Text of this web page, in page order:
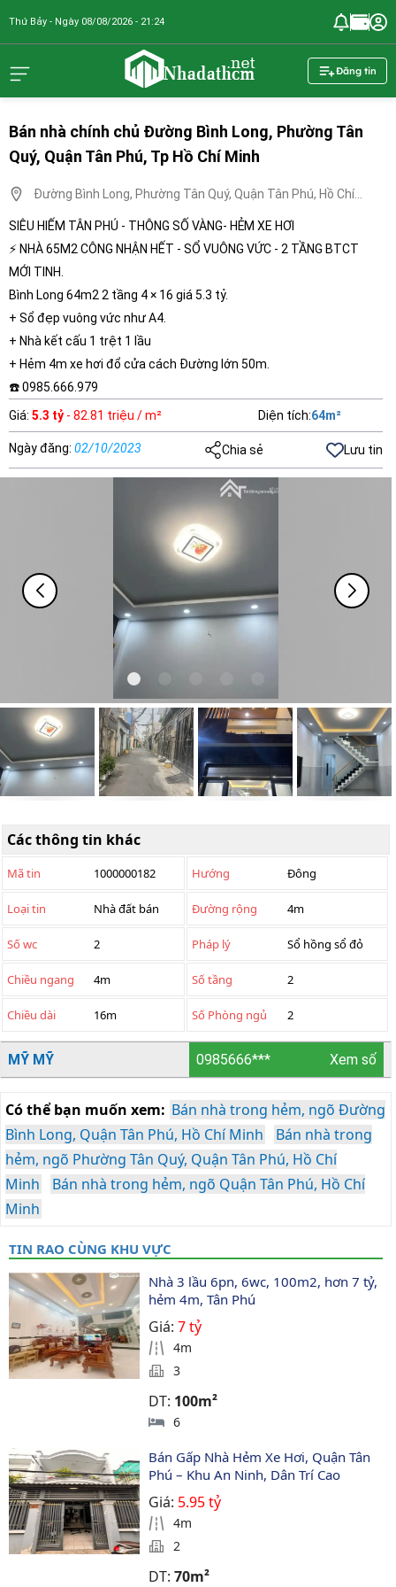
Thứ Bảy - Ngày 08/08/2026 - 21:24
Đăng tin
Bán nhà chính chủ Đường Bình Long, Phường Tân
Quý, Quận Tân Phú, Tp Hồ Chí Minh
Đường Bình Long, Phường Tân Quý, Quận Tân Phú, Hồ Chí
Minh
SIÊU HIẾM TÂN PHÚ - THÔNG SỐ VÀNG- HẺM XE HƠI
⚡ NHÀ 65M2 CÔNG NHẬN HẾT - SỔ VUÔNG VỨC - 2 TẦNG BTCT
MỚI TINH.
Bình Long 64m2 2 tầng 4 × 16 giá 5.3 tỷ.
+ Sổ đẹp vuông vức như A4.
+ Nhà kết cấu 1 trệt 1 lầu
+ Hẻm 4m xe hơi đổ cửa cách Đường lớn 50m.
☎️ 0985.666.979
Giá: 5.3 tỷ - 82.81 triệu / m² Diện tích:64m²
Ngày đăng: 02/10/2023 Chia sẻ Lưu tin
Các thông tin khác
Mã tin 1000000182 Hướng Đông
Loại tin Nhà đất bán Đường rộng 4m
Số wc 2 Pháp lý Sổ hồng sổ đỏ
Chiều ngang 4m Số tầng 2
Chiều dài 16m Số Phòng ngủ 2
MỸ MỸ 0985666*** Xem số
Có thể bạn muốn xem: Bán nhà trong hẻm, ngõ Đường
Bình Long, Quận Tân Phú, Hồ Chí Minh
Bán nhà trong
hẻm, ngõ Phường Tân Quý, Quận Tân Phú, Hồ Chí
Minh
Bán nhà trong hẻm, ngõ Quận Tân Phú, Hồ Chí
Minh
TIN RAO CÙNG KHU VỰC
Nhà 3 lầu 6pn, 6wc, 100m2, hơn 7 tỷ,
hẻm 4m, Tân Phú
Giá:7 tỷ
4m
3
DT: 100m²
6
Bán Gấp Nhà Hẻm Xe Hơi, Quận Tân
Phú – Khu An Ninh, Dân Trí Cao
Giá: 5.95 tỷ
4m
2
DT:70m²